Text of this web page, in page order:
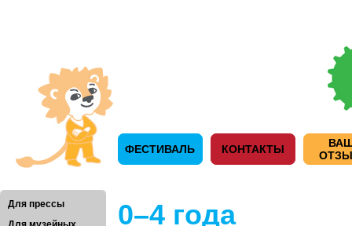
ФЕСТИВАЛЬ КОНТАКТЫ
Для прессы
0–4 года